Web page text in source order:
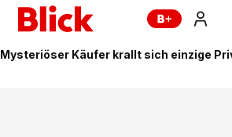
Mysteriöser Käufer krallt sich einzige